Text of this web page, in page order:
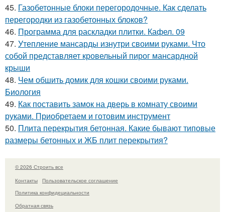
45. Газобетонные блоки перегородочные. Как сделать
перегородки из газобетонных блоков?
46. Программа для раскладки плитки. Кафел. 09
47. Утепление мансарды изнутри своими руками. Что
собой представляет кровельный пирог мансардной
крыши
48. Чем обшить домик для кошки своими руками.
Биология
49. Как поставить замок на дверь в комнату своими
руками. Приобретаем и готовим инструмент
50. Плита перекрытия бетонная. Какие бывают типовые
размеры бетонных и ЖБ плит перекрытия?
© 2026 Строить все
Контакты
Пользовательское соглашение
Политика конфидециальности
Обратная связь